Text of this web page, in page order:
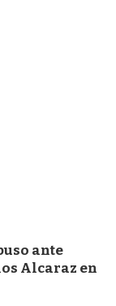
ante
Alcaraz en